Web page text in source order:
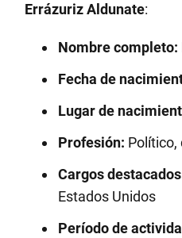
Errázuriz Aldunate:
Nombre completo:
Fecha de
Lugar de
Profesión:
Cargos
Estados Unidos
Período de